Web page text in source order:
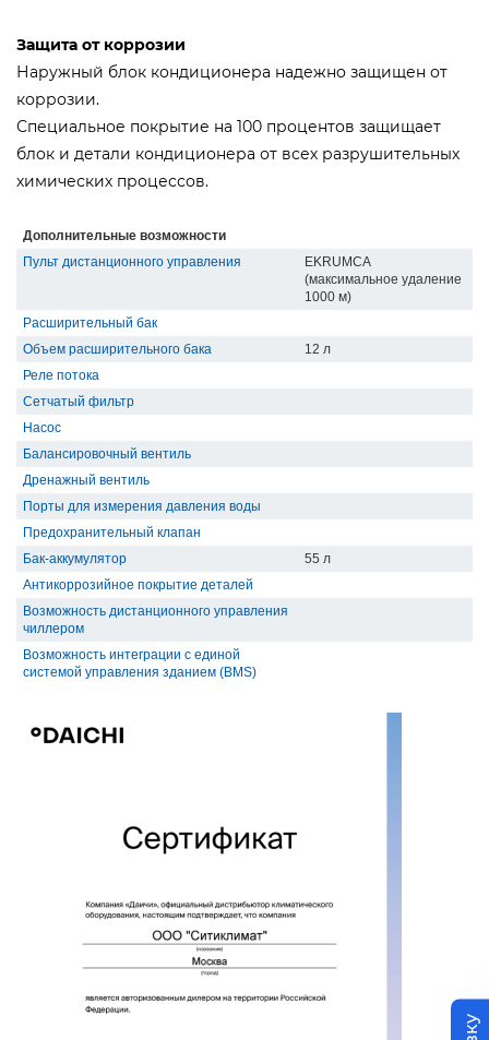
Защита от коррозии
Наружный блок кондиционера надежно защищен от
коррозии.
Специальное покрытие на 100 процентов защищает
блок и детали кондиционера от всех разрушительных
химических процессов.
Дополнительные возможности
Пульт дистанционного управления
EKRUMCA
(максимальное удаление
1000 м)
Расширительный бак
Объем расширительного бака
12 л
Реле потока
Сетчатый фильтр
Насос
Балансировочный вентиль
Дренажный вентиль
Порты для измерения давления воды
Предохранительный клапан
Бак-аккумулятор
55 л
Антикоррозийное покрытие деталей
Возможность дистанционного управления
чиллером
Возможность интеграции с единой
системой управления зданием (BMS)